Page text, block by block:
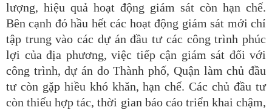
lượng, hiệu quả hoạt động giám sát còn hạn chế.
Bên cạnh đó hầu hết các hoạt động giám sát mới chỉ
tập trung vào các dự án đầu tư các công trình phúc
lợi của địa phương, việc tiếp cận giám sát đối với
công trình, dự án do Thành phố, Quận làm chủ đầu
tư còn gặp hiều khó khăn, hạn chế. Các chủ đầu tư
còn thiếu hợp tác, thời gian báo cáo triển khai chậm,